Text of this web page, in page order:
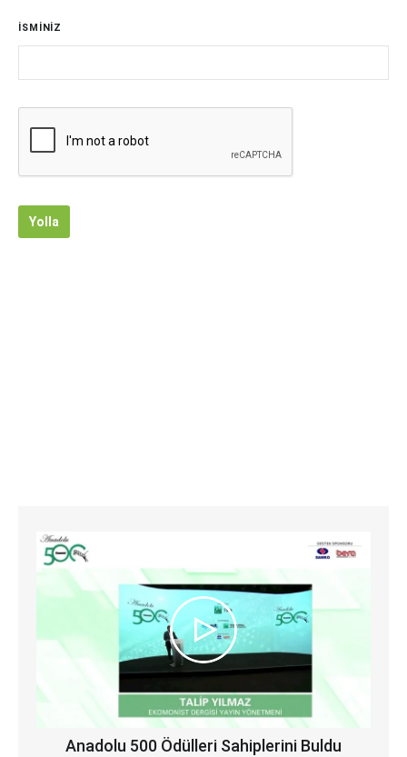
İSMİNİZ
Yolla
Anadolu 500 Ödülleri Sahiplerini Buldu